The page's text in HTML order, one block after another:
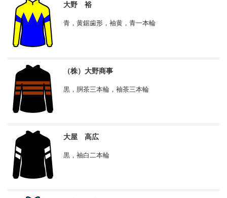
大野 裕
青，黄鋸歯形，袖黄，青一本輪
（株）大野商事
黒，胴茶三本輪，袖茶三本輪
大屋 高広
黒，袖白二本輪